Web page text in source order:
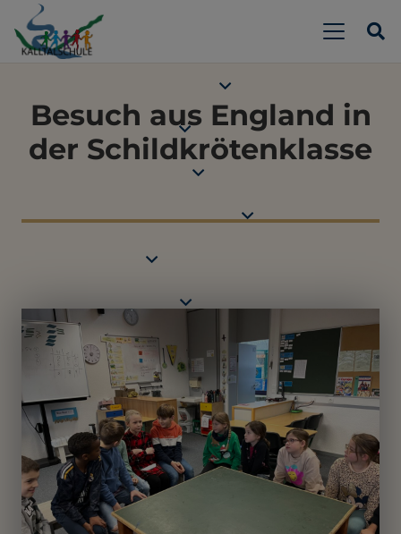
Besuch aus England in
der Schildkrötenklasse